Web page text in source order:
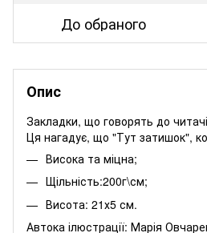
До обраного
Опис
Закладки, що говорять до
Ця нагадує, що "Тут затишок",
Висока та міцна;
Щільність:200г\см;
Висота: 21х5 см.
Автока ілюстрації: Марія